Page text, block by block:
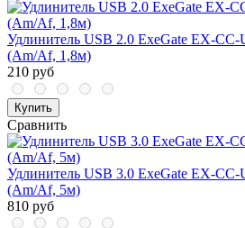
Удлинитель USB 2.0 ExeGate EX-
(Am/Af, 1,8м)
210 руб
Купить
Сравнить
Удлинитель USB 3.0 ExeGate EX-
(Am/Af, 5м)
810 руб